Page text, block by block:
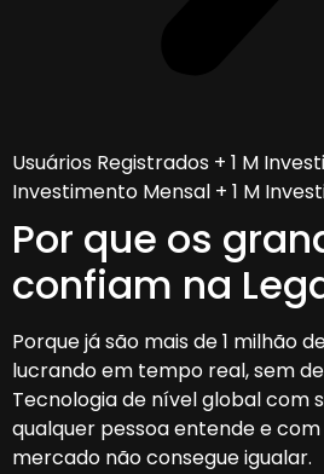
Usuários Registrados + 1 M
Investimento Mensal + 1 M
Por que os
confiam na
Porque já são mais de 1 milhão
lucrando em tempo real, sem
Tecnologia de nível global com
qualquer pessoa entende e
mercado não consegue igualar.